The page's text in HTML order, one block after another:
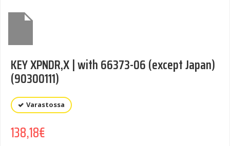
KEY XPNDR,X | with 66373-06 (except Japan)
(90300111)
Varastossa
138,18€